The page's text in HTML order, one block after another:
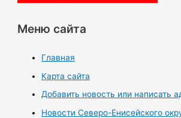
Меню сайта
Главная
Карта сайта
Добавить новость или написать
Новости Северо-Енисейского